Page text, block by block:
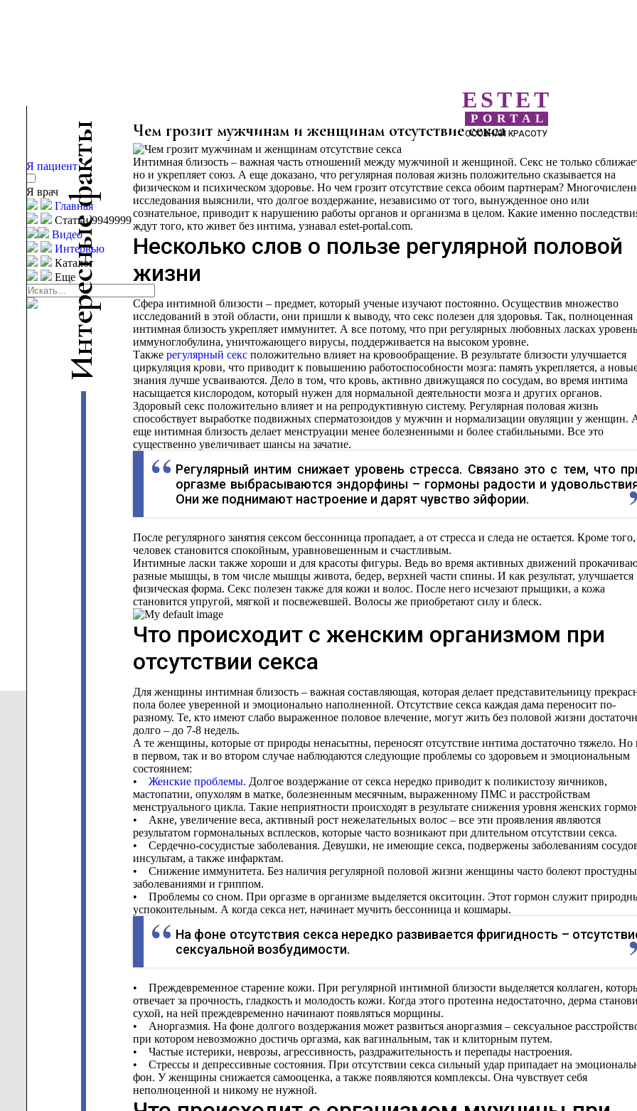
ESTET
PORTAL
ОСОЗНАЙ КРАСОТУ
Я пациент
Я врач
Главная
Статьи 9949999
Видео
Интервью
Каталог
Еще
И
н
т
е
р
е
с
н
ы
е
ф
а
к
т
ы Чем грозит мужчинам и женщинам отсутствие секса
Интимная близость – важная часть отношений между мужчиной и женщиной. Секс не только
но и укрепляет союз. А еще доказано, что регулярная половая жизнь положительно сказывается на
физическом и психическом здоровье. Но чем грозит отсутствие секса обоим партнерам?
исследования выяснили, что долгое воздержание, независимо от того, вынужденное оно или
сознательное, приводит к нарушению работы органов и организма в целом. Какие именно
ждут того, кто живет без интима, узнавал estet-portal.com.
Несколько слов о пользе регулярной половой
жизни
Сфера интимной близости – предмет, который ученые изучают постоянно. Осуществив множество
исследований в этой области, они пришли к выводу, что секс полезен для здоровья. Так, полноценная
интимная близость укрепляет иммунитет. А все потому, что при регулярных любовных ласках уровень
иммуноглобулина, уничтожающего вирусы, поддерживается на высоком уровне.
Также регулярный сексположительно влияет на кровообращение. В результате близости улучшается
циркуляция крови, что приводит к повышению работоспособности мозга: память укрепляется, а
знания лучше усваиваются. Дело в том, что кровь, активно движущаяся по сосудам, во время интима
насыщается кислородом, который нужен для нормальной деятельности мозга и других органов.
Здоровый секс положительно влияет и на репродуктивную систему. Регулярная половая жизнь
способствует выработке подвижных сперматозоидов у мужчин и нормализации овуляции у женщин.
еще интимная близость делает менструации менее болезненными и более стабильными. Все это
существенно увеличивает шансы на зачатие.
Регулярный интим снижает уровень стресса. Связано это с тем, что
оргазме выбрасываются эндорфины – гормоны радости и
Они же поднимают настроение и дарят чувство эйфории.
После регулярного занятия сексом бессонница пропадает, а от стресса и следа не остается. Кроме того,
человек становится спокойным, уравновешенным и счастливым.
Интимные ласки также хороши и для красоты фигуры. Ведь во время активных движений
разные мышцы, в том числе мышцы живота, бедер, верхней части спины. И как результат, улучшается
физическая форма. Секс полезен также для кожи и волос. После него исчезают прыщики, а кожа
становится упругой, мягкой и посвежевшей. Волосы же приобретают силу и блеск.
Что происходит с женским организмом при
отсутствии секса
Для женщины интимная близость – важная составляющая, которая делает представительницу
пола более уверенной и эмоционально наполненной. Отсутствие секса каждая дама переносит по-
разному. Те, кто имеют слабо выраженное половое влечение, могут жить без половой жизни
долго – до 7-8 недель.
А те женщины, которые от природы ненасытны, переносят отсутствие интима достаточно тяжело. Но
в первом, так и во втором случае наблюдаются следующие проблемы со здоровьем и эмоциональным
состоянием:
• Женские проблемы. Долгое воздержание от секса нередко приводит к поликистозу яичников,
мастопатии, опухолям в матке, болезненным месячным, выраженному ПМС и расстройствам
менструального цикла. Такие неприятности происходят в результате снижения уровня женских
• Акне, увеличение веса, активный рост нежелательных волос – все эти проявления являются
результатом гормональных всплесков, которые часто возникают при длительном отсутствии секса.
• Сердечно-сосудистые заболевания. Девушки, не имеющие секса, подвержены заболеваниям
инсультам, а также инфарктам.
• Снижение иммунитета. Без наличия регулярной половой жизни женщины часто болеют
заболеваниями и гриппом.
• Проблемы со сном. При оргазме в организме выделяется окситоцин. Этот гормон служит
успокоительным. А когда секса нет, начинает мучить бессонница и кошмары.
На фоне отсутствия секса нередко развивается фригидность –
сексуальной возбудимости.
• Преждевременное старение кожи. При регулярной интимной близости выделяется коллаген,
отвечает за прочность, гладкость и молодость кожи. Когда этого протеина недостаточно, дерма
сухой, на ней преждевременно начинают появляться морщины.
• Аноргазмия. На фоне долгого воздержания может развиться аноргазмия – сексуальное
при котором невозможно достичь оргазма, как вагинальным, так и клиторным путем.
• Частые истерики, неврозы, агрессивность, раздражительность и перепады настроения.
• Стрессы и депрессивные состояния. При отсутствии секса сильный удар припадает на
фон. У женщины снижается самооценка, а также появляются комплексы. Она чувствует себя
неполноценной и никому не нужной.